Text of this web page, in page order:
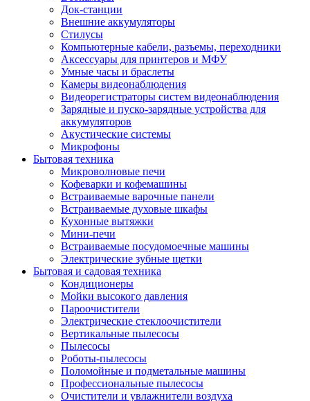
Док-станции
Внешние аккумуляторы
Стилусы
Компьютерные кабели, разъемы, переходники
Аксессуары для принтеров и МФУ
Умные часы и браслеты
Камеры видеонаблюдения
Видеорегистраторы систем видеонаблюдения
Зарядные и пуско-зарядные устройства для
аккумуляторов
Акустические системы
Микрофоны
Бытовая техника
Микроволновые печи
Кофеварки и кофемашины
Встраиваемые варочные панели
Встраиваемые духовые шкафы
Кухонные вытяжки
Мини-печи
Встраиваемые посудомоечные машины
Электрические зубные щетки
Бытовая и садовая техника
Кондиционеры
Мойки высокого давления
Пароочистители
Электрические стеклоочистители
Вертикальные пылесосы
Пылесосы
Роботы-пылесосы
Поломойные и подметальные машины
Профессиональные пылесосы
Очистители и увлажнители воздуха